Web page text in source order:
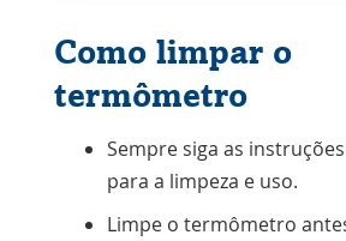
Como limpar o
termômetro
Sempre siga as
para a limpeza e uso.
Limpe o termômetro